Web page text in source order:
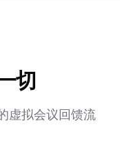
切
虚拟会议回馈流